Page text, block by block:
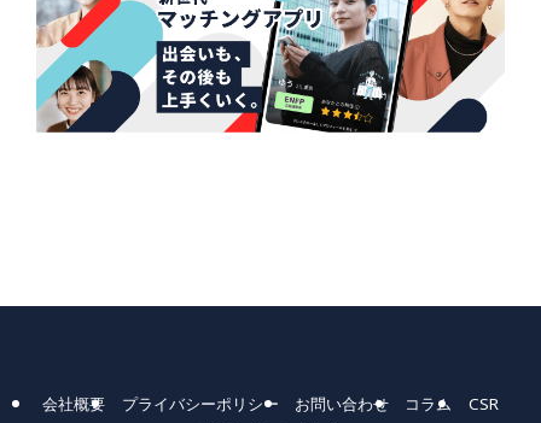
会社概要 プライバシーポリシー お問い合わせ コラム
CSR